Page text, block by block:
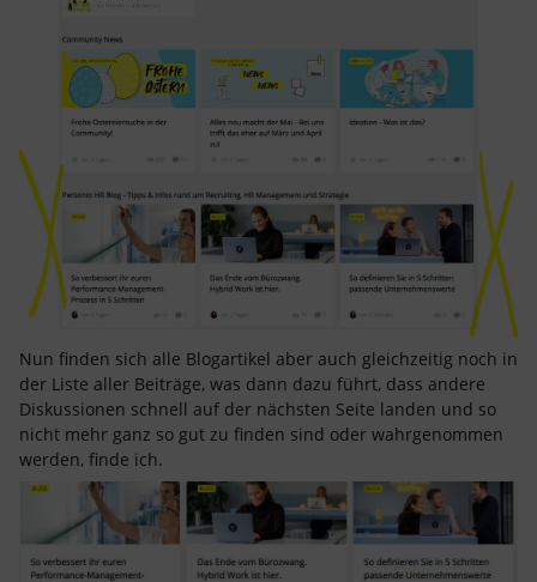
Nun finden sich alle Blogartikel aber auch gleichzeitig noch in
der Liste aller Beiträge, was dann dazu führt, dass andere
Diskussionen schnell auf der nächsten Seite landen und so
nicht mehr ganz so gut zu finden sind oder wahrgenommen
werden, finde ich.